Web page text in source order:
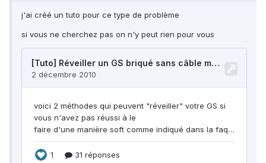
j'ai créé un tuto pour ce type de problème
si vous ne cherchez pas on n'y peut rien pour vous